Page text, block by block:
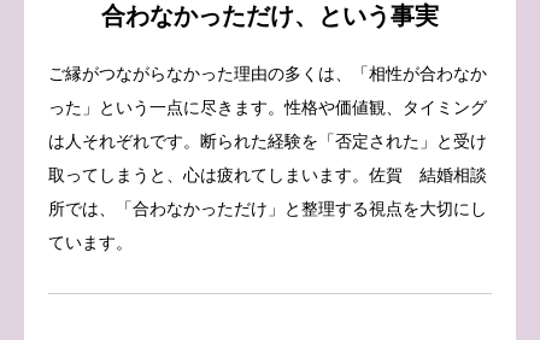
合わなかっただけ、という事実
ご縁がつながらなかった理由の多くは、「相性が合わなか
った」という一点に尽きます。性格や価値観、タイミング
は人それぞれです。断られた経験を「否定された」と受け
取ってしまうと、心は疲れてしまいます。佐賀 結婚相談
所では、「合わなかっただけ」と整理する視点を大切にし
ています。